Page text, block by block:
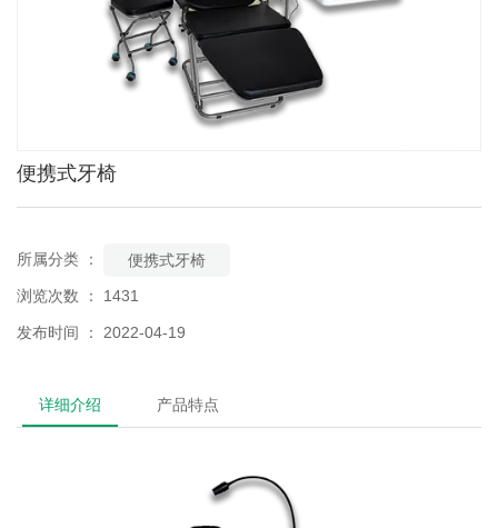
便携式牙椅
所属分类 ： 便携式牙椅
浏览次数 ： 1431
发布时间 ： 2022-04-19
详细介绍 产品特点